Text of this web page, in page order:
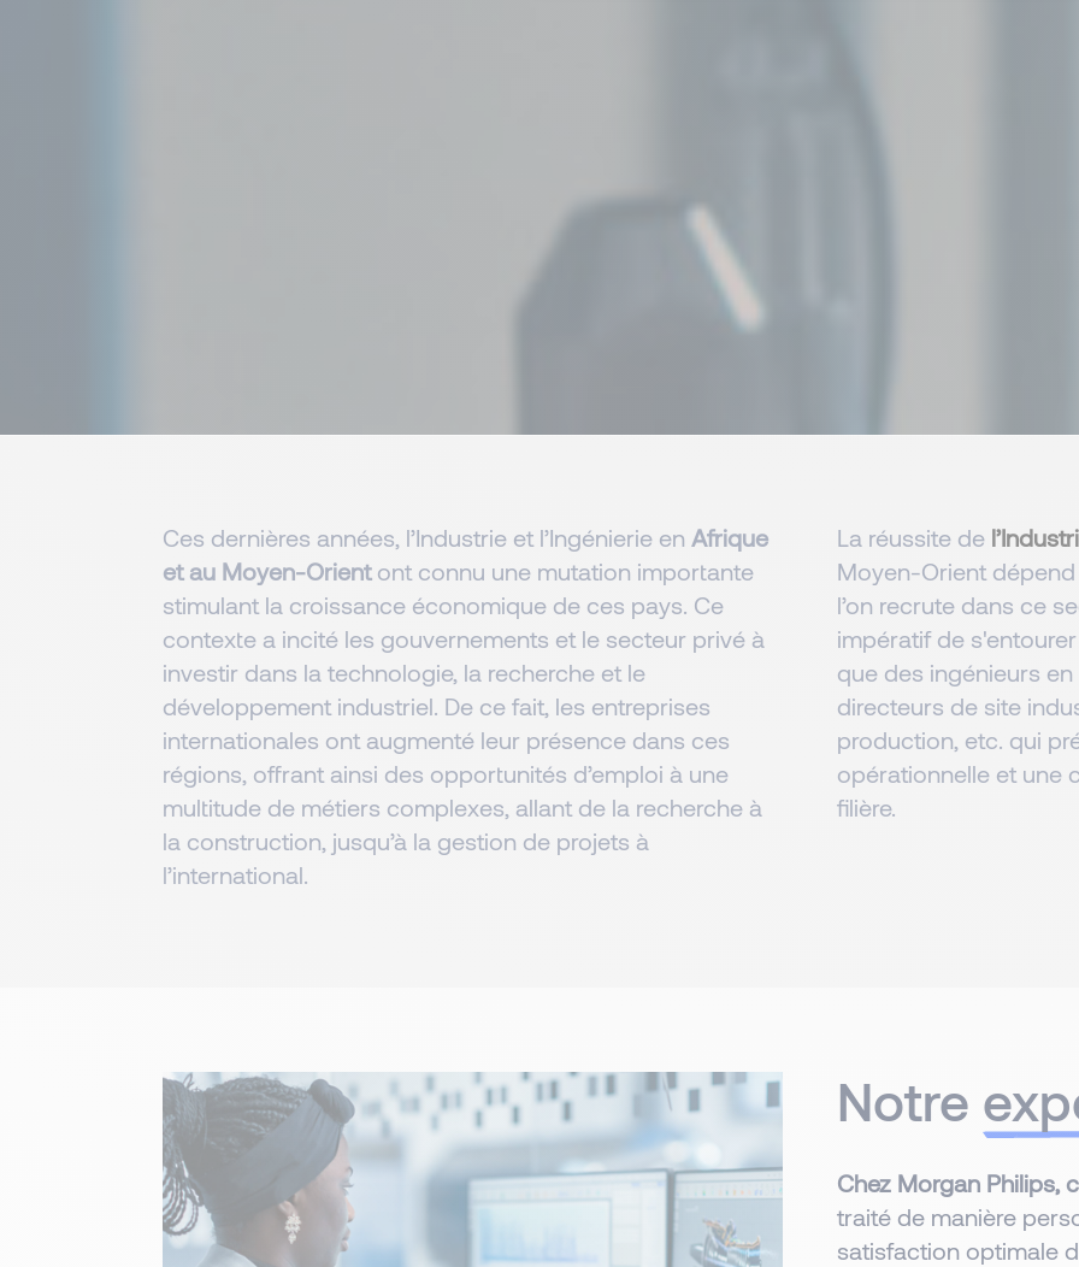
Ces dernières années, l’Industrie et l’Ingénierie en Afrique
et au Moyen-Orientont connu une mutation importante
stimulant la croissance économique de ces pays. Ce
contexte a incité les gouvernements et le secteur privé à
investir dans la technologie, la recherche et le
développement industriel. De ce fait, les entreprises
internationales ont augmenté leur présence dans ces
régions, offrant ainsi des opportunités d’emploi à une
multitude de métiers complexes, allant de la recherche à
la construction, jusqu’à la gestion de projets à
l’international.
La réussite de
Moyen-Orient
l’on recrute dans ce
impératif de
que des ingénieurs
directeurs de site
production, etc. qui
opérationnelle et une
filière.
Notre
Chez Morgan Philips,
traité de manière
satisfaction optimale